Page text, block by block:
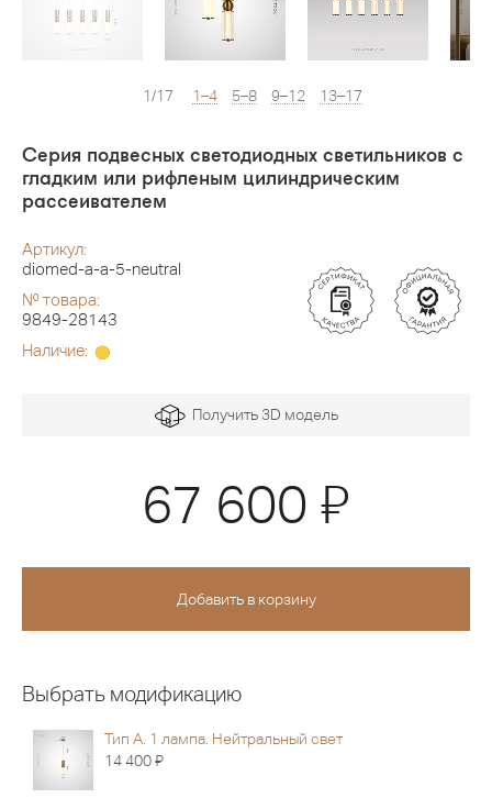
1/17 1–4 5–8 9–12 13–17
Серия подвесных светодиодных светильников с
гладким или рифленым цилиндрическим
рассеивателем
Артикул:
diomed-a-a-5-neutral
№ товара:
9849-28143
Наличие:
Получить 3D модель
67 600 Я
Выбрать модификацию
Тип А. 1 лампа. Нейтральный свет
14 400Я